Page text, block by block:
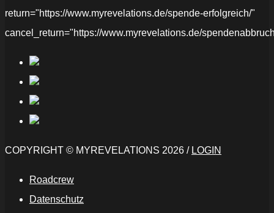
return="https://www.myrevelations.de/spende-erfolgreich/"
cancel_return="https://www.myrevelations.de/
COPYRIGHT © MYREVELATIONS 2026 / LOGIN
Roadcrew
Datenschutz